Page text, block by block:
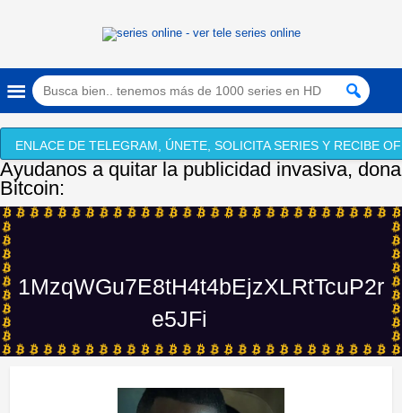
ENLACE DE TELEGRAM, ÚNETE, SOLICITA SERIES Y RECIBE
Ayudanos a quitar la publicidad invasiva, dona
Bitcoin:
1MzqWGu7E8tH4t4bEjzXLRtTcuP2r
e5JFi